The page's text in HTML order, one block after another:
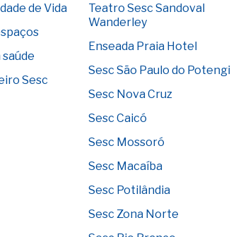
de Vida
saúde
Sesc
Teatro Sesc Sandoval
Wanderley
Enseada Praia Hotel
Sesc São Paulo do Potengi
Sesc Nova Cruz
Sesc Caicó
Sesc Mossoró
Sesc Macaíba
Sesc Potilândia
Sesc Zona Norte